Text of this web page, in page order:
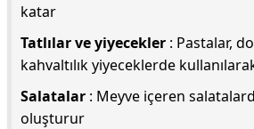
katar
Tatlılar ve yiyecekler : Pastalar,
kahvaltılık yiyeceklerde
Salatalar : Meyve içeren
oluşturur